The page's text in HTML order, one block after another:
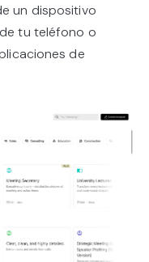
un dispositivo
tu teléfono o
de